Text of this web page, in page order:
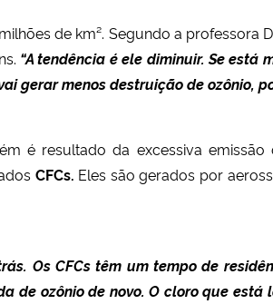
de km². Segundo a professora
“A tendência é ele diminuir. Se está
gerar menos destruição de ozônio,
é resultado da excessiva
CFCs. Eles são gerados por
Os CFCs têm um tempo de
de ozônio de novo. O cloro que